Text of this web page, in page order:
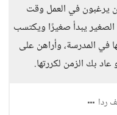
يرغبون في العمل وقت
الصغير يبدأ صغيرًا ويكتسب
في المدرسة، وأراهن على
بك الزمن لكررتها.
ردا